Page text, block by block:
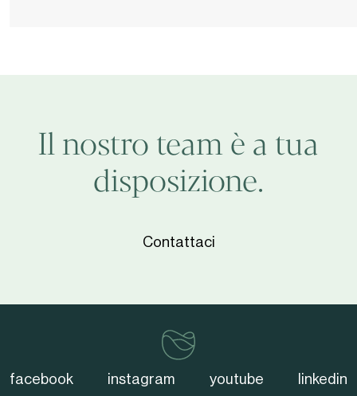
Il nostro team è a tua
disposizione.
Contattaci
vinventions
facebook instagram youtube linkedin